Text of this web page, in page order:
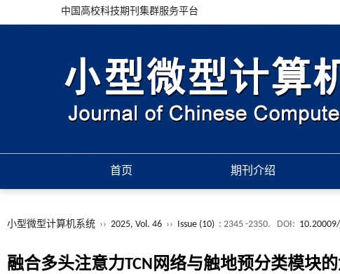
中国高校科技期刊集群服务平台
首页 期刊介绍
小型微型计算机系统 ›› 2025, Vol. 46 ›› Issue (10) : 2345 -2350. DOI:
融合多头注意力TCN网络与触地预分类模块